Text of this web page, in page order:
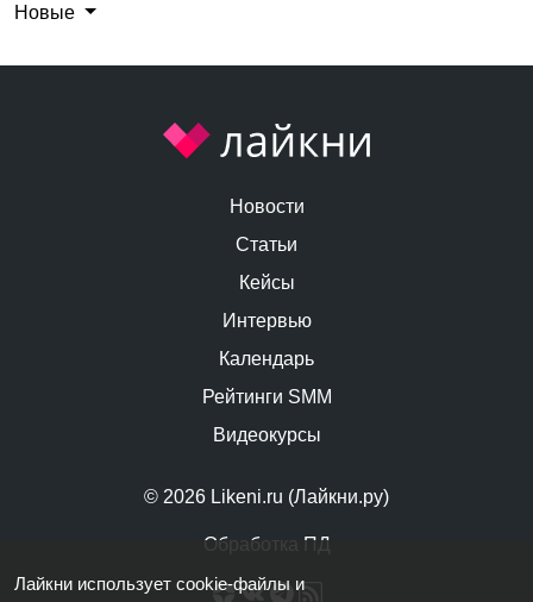
Новые
© 2026 Likeni.ru (Лайкни.ру)
Обработка ПД
Новости
Статьи
Кейсы
Интервью
Календарь
Рейтинги SMM
Видеокурсы
Лайкни использует cookie-файлы и